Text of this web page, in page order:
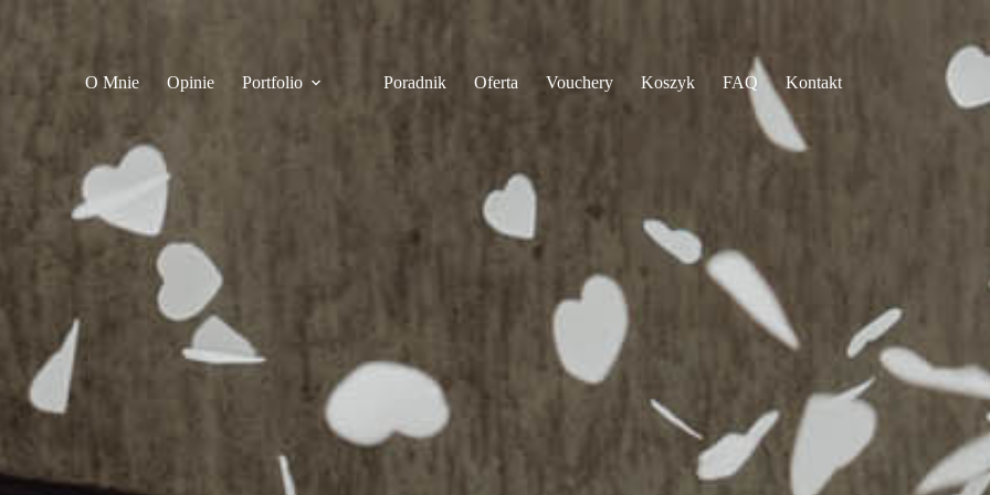
O Mnie
Opinie Portfolio Poradnik Oferta Vouchery Koszyk FAQ Kontakt